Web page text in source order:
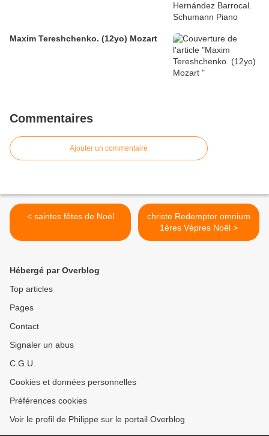
Maxim Tereshchenko. (12yo) Mozart
Commentaires
Ajouter un commentaire
< saintes fêtes de Noël
christe Redemptor omnium
1ères Vèpres Noël >
Hébergé par Overblog
Top articles
Pages
Contact
Signaler un abus
C.G.U.
Cookies et données personnelles
Préférences cookies
Voir le profil de Philippe sur le portail Overblog